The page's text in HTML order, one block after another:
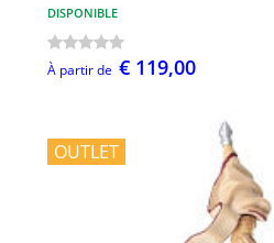
DISPONIBLE
À partir de € 119,00
OUTLET